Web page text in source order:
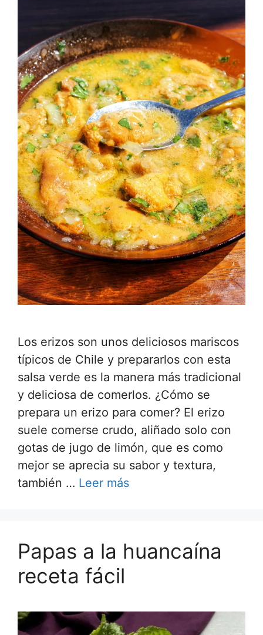
Los erizos son unos deliciosos mariscos
típicos de Chile y prepararlos con esta
salsa verde es la manera más tradicional
y deliciosa de comerlos. ¿Cómo se
prepara un erizo para comer? El erizo
suele comerse crudo, aliñado solo con
gotas de jugo de limón, que es como
mejor se aprecia su sabor y textura,
también … Leer más
Papas a la huancaína
receta fácil